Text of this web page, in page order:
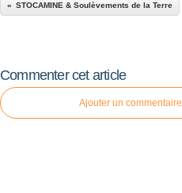
STOCAMINE & Soulèvements de la Terre
Commenter cet article
Ajouter un commentaire